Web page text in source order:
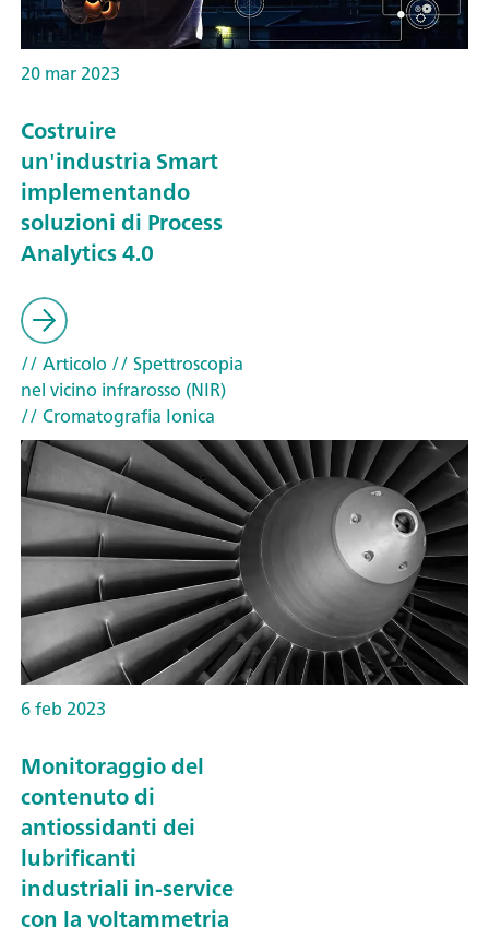
20 mar 2023
Costruire
un'industria Smart
implementando
soluzioni di Process
Analytics 4.0
// Articolo // Spettroscopia
nel vicino infrarosso (NIR)
// Cromatografia Ionica
6 feb 2023
Monitoraggio del
contenuto di
antiossidanti dei
lubrificanti
industriali in-service
con la voltammetria